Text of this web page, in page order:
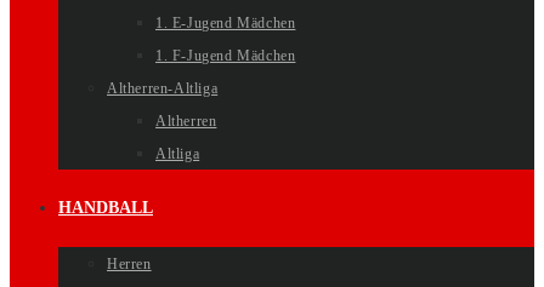
1. E-Jugend Mädchen
1. F-Jugend Mädchen
Altherren-Altliga
Altherren
Altliga
HANDBALL
Herren